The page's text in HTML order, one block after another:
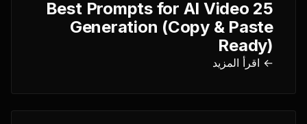
25 Best Prompts for AI Video
Generation (Copy & Paste
Ready)
← اقرأ المزيد